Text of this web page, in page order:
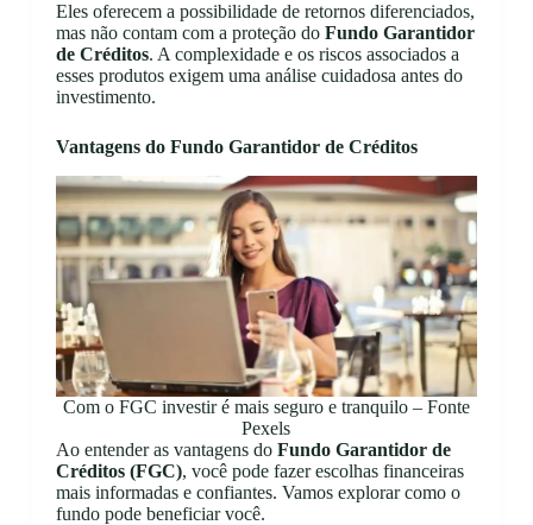
Eles oferecem a possibilidade de retornos diferenciados,
mas não contam com a proteção do Fundo Garantidor
de Créditos. A complexidade e os riscos associados a
esses produtos exigem uma análise cuidadosa antes do
investimento.
Vantagens do Fundo Garantidor de Créditos
Com o FGC investir é mais seguro e tranquilo – Fonte
Pexels
Ao entender as vantagens do Fundo Garantidor de
Créditos (FGC), você pode fazer escolhas financeiras
mais informadas e confiantes. Vamos explorar como o
fundo pode beneficiar você.